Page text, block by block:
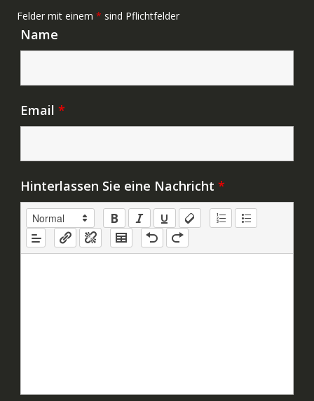
Felder mit einem * sind Pflichtfelder
Name
Email *
Hinterlassen Sie eine Nachricht *